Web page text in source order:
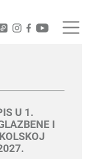
U 1.
I